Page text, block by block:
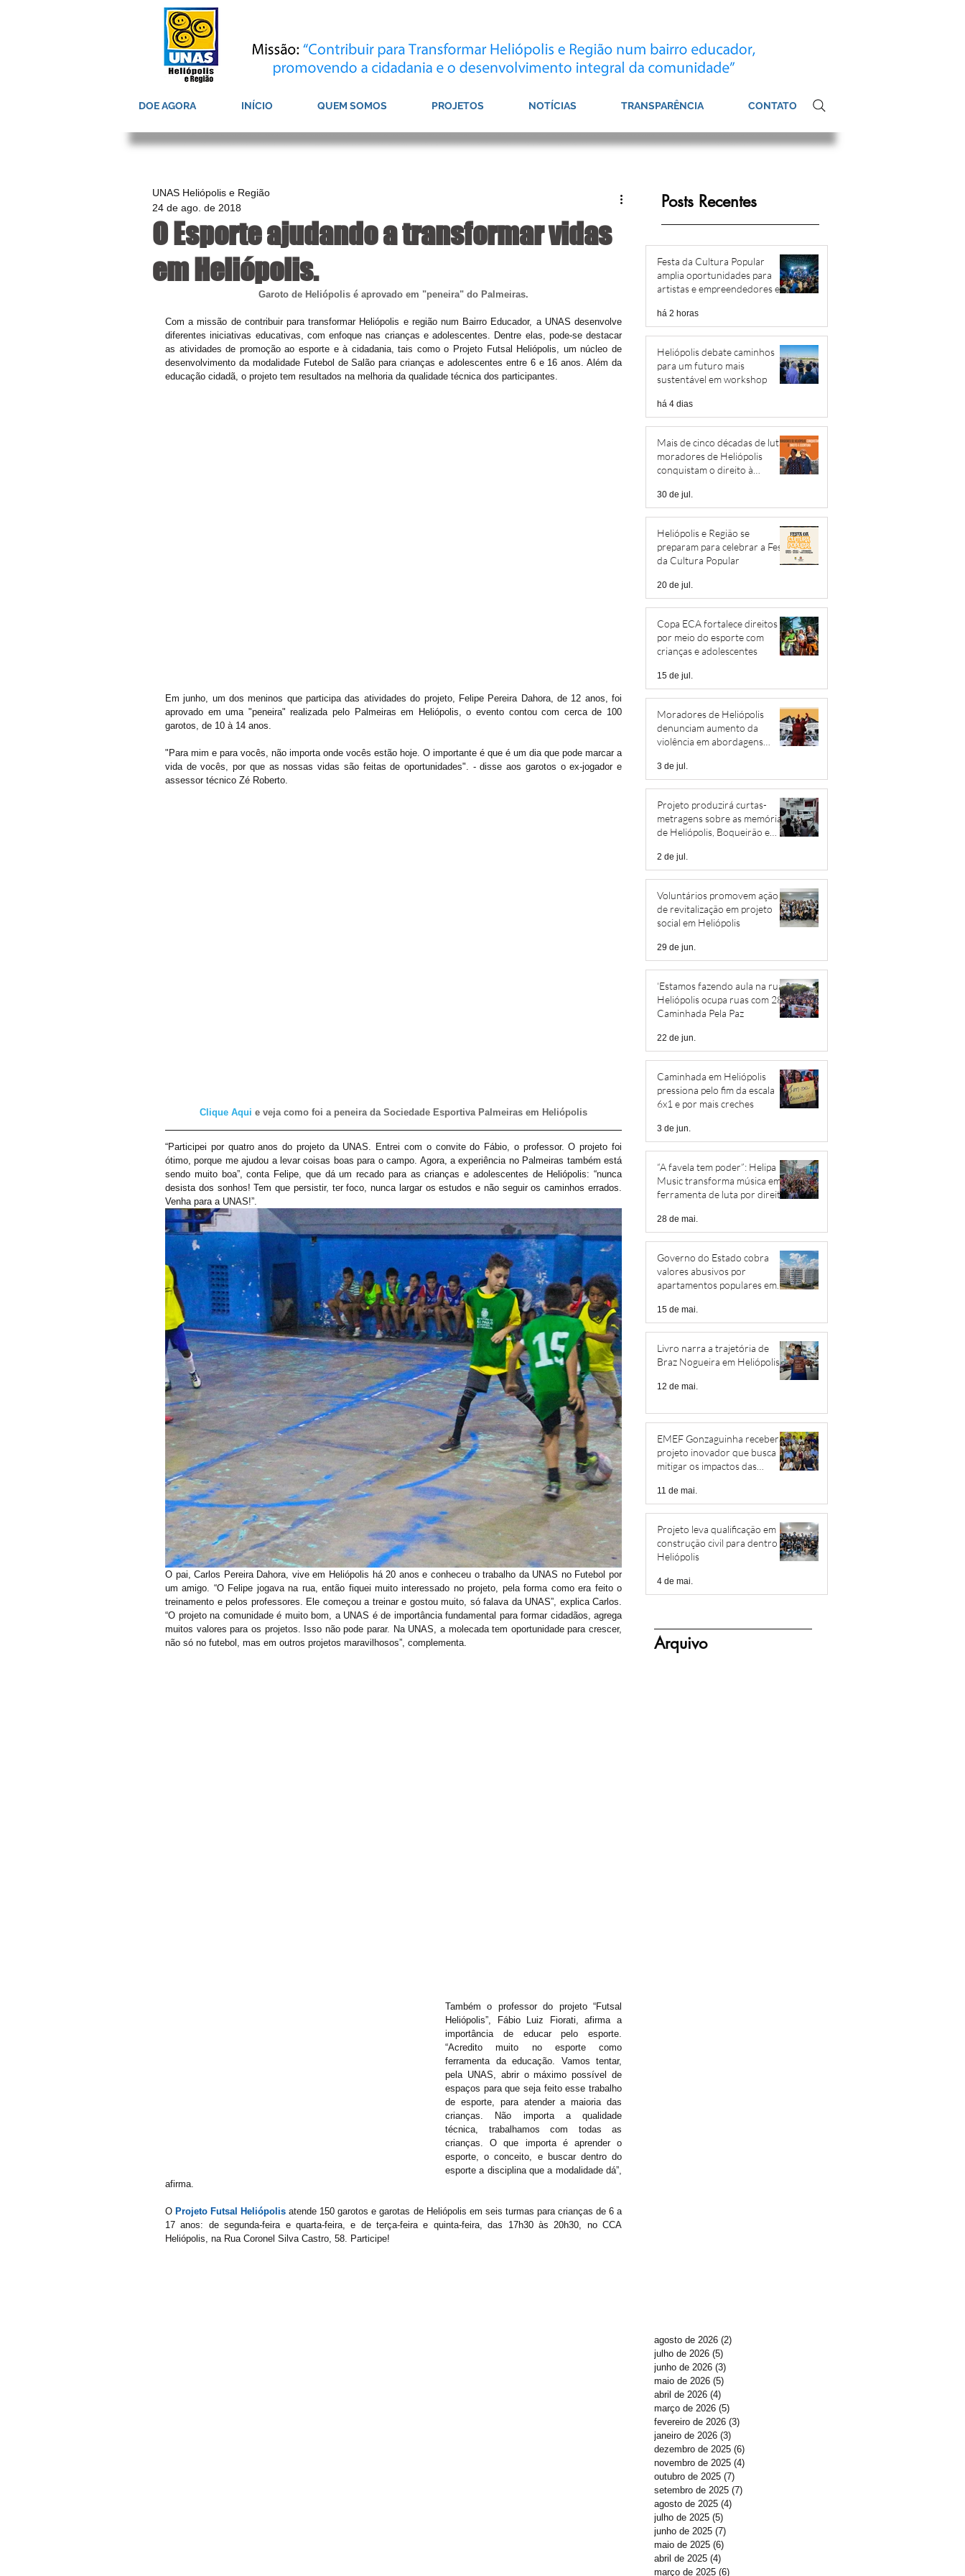
DOE AGORA INÍCIO QUEM SOMOS PROJETOS NOTÍCIAS TRANSPARÊNCIA CONTATO
O Esporte ajudando a transformar vidas
em Heliópolis.
UNAS Heliópolis e Região
24 de ago. de 2018
Garoto de Heliópolis é aprovado em "peneira" do Palmeiras.
Com a missão de contribuir para transformar Heliópolis e região num Bairro Educador, a UNAS desenvolve
diferentes iniciativas educativas, com enfoque nas crianças e adolescentes. Dentre elas, pode-se destacar
as atividades de promoção ao esporte e à cidadania, tais como o Projeto Futsal Heliópolis, um núcleo de
desenvolvimento da modalidade Futebol de Salão para crianças e adolescentes entre 6 e 16 anos. Além da
educação cidadã, o projeto tem resultados na melhoria da qualidade técnica dos participantes.
Em junho, um dos meninos que participa das atividades do projeto, Felipe Pereira Dahora, de 12 anos, foi
aprovado em uma "peneira" realizada pelo Palmeiras em Heliópolis, o evento contou com cerca de 100
garotos, de 10 à 14 anos.
"Para mim e para vocês, não importa onde vocês estão hoje. O importante é que é um dia que pode marcar a
vida de vocês, por que as nossas vidas são feitas de oportunidades". - disse aos garotos o ex-jogador e
assessor técnico Zé Roberto.
Clique Aqui e veja como foi a peneira da Sociedade Esportiva Palmeiras em Heliópolis
“Participei por quatro anos do projeto da UNAS. Entrei com o convite do Fábio, o professor. O projeto foi
ótimo, porque me ajudou a levar coisas boas para o campo. Agora, a experiência no Palmeiras também está
sendo muito boa”, conta Felipe, que dá um recado para as crianças e adolescentes de Heliópolis: “nunca
desista dos sonhos! Tem que persistir, ter foco, nunca largar os estudos e não seguir os caminhos errados.
Venha para a UNAS!”.
O pai, Carlos Pereira Dahora, vive em Heliópolis há 20 anos e conheceu o trabalho da UNAS no Futebol por
um amigo. “O Felipe jogava na rua, então fiquei muito interessado no projeto, pela forma como era feito o
treinamento e pelos professores. Ele começou a treinar e gostou muito, só falava da UNAS”, explica Carlos.
“O projeto na comunidade é muito bom, a UNAS é de importância fundamental para formar cidadãos, agrega
muitos valores para os projetos. Isso não pode parar. Na UNAS, a molecada tem oportunidade para crescer,
não só no futebol, mas em outros projetos maravilhosos”, complementa.
Também o professor do projeto “Futsal
Heliópolis”, Fábio Luiz Fiorati, afirma a
importância de educar pelo esporte.
“Acredito muito no esporte como
ferramenta da educação. Vamos tentar,
pela UNAS, abrir o máximo possível de
espaços para que seja feito esse trabalho
de esporte, para atender a maioria das
crianças. Não importa a qualidade
técnica, trabalhamos com todas as
crianças. O que importa é aprender o
esporte, o conceito, e buscar dentro do
esporte a disciplina que a modalidade dá”,
afirma.
O Projeto Futsal Heliópolis atende 150 garotos e garotas de Heliópolis em seis turmas para crianças de 6 a
17 anos: de segunda-feira e quarta-feira, e de terça-feira e quinta-feira, das 17h30 às 20h30, no CCA
Heliópolis, na Rua Coronel Silva Castro, 58. Participe!
Posts Recentes
Festa da Cultura Popular
amplia oportunidades para
artistas e empreendedores em
há 2 horas
Heliópolis debate caminhos
para um futuro mais
sustentável em workshop
há 4 dias
Mais de cinco décadas de luta:
moradores de Heliópolis
conquistam o direito à
30 de jul.
Heliópolis e Região se
preparam para celebrar a Festa
da Cultura Popular
20 de jul.
Copa ECA fortalece direitos
por meio do esporte com
crianças e adolescentes
15 de jul.
Moradores de Heliópolis
denunciam aumento da
violência em abordagens
3 de jul.
Projeto produzirá curtas-
metragens sobre as memórias
de Heliópolis, Boqueirão e
2 de jul.
Voluntários promovem ação
de revitalização em projeto
social em Heliópolis
29 de jun.
‘Estamos fazendo aula na rua’:
Heliópolis ocupa ruas com 28ª
Caminhada Pela Paz
22 de jun.
Caminhada em Heliópolis
pressiona pelo fim da escala
6x1 e por mais creches
3 de jun.
“A favela tem poder”: Helipa
Music transforma música em
ferramenta de luta por direitos
28 de mai.
Governo do Estado cobra
valores abusivos por
apartamentos populares em
15 de mai.
Livro narra a trajetória de
Braz Nogueira em Heliópolis
12 de mai.
EMEF Gonzaguinha receberá
projeto inovador que busca
mitigar os impactos das
11 de mai.
Projeto leva qualificação em
construção civil para dentro de
Heliópolis
4 de mai.
Arquivo
agosto de 2026 (2)
julho de 2026 (5)
junho de 2026 (3)
maio de 2026 (5)
abril de 2026 (4)
março de 2026 (5)
fevereiro de 2026 (3)
janeiro de 2026 (3)
dezembro de 2025 (6)
novembro de 2025 (4)
outubro de 2025 (7)
setembro de 2025 (7)
agosto de 2025 (4)
julho de 2025 (5)
junho de 2025 (7)
maio de 2025 (6)
abril de 2025 (4)
março de 2025 (6)